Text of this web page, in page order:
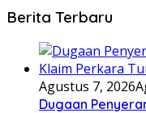
Berita Terbaru
Agustus 7, 2026
Dugaan